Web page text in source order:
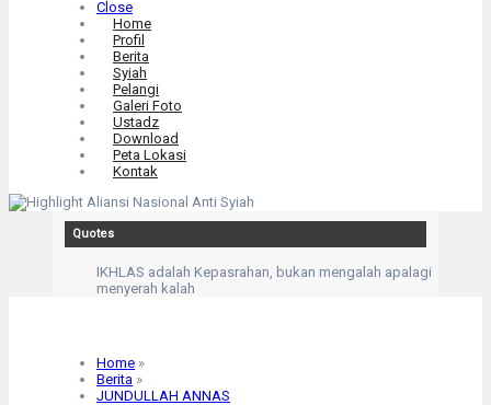
Close
Home
Profil
Berita
Syiah
Pelangi
Galeri Foto
Ustadz
Download
Peta Lokasi
Kontak
Quotes
IKHLAS adalah Kepasrahan, bukan mengalah apalagi
menyerah kalah
orang lain
“Hanyalah kepada Allah aku mengadukan kesusahan
dan kesedihanku.” (Q,S Yusuf: 86)
Home »
Berita »
JUNDULLAH ANNAS